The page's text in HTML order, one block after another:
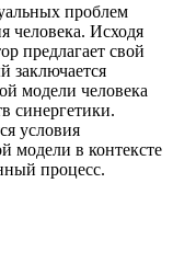
проблем
человека. Исходя
предлагает свой
заключается
модели человека
синергетики.
условия
модели в контексте
процесс.